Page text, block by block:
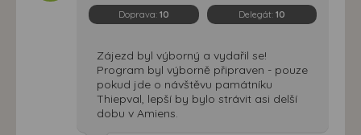
Doprava: 10 Delegát: 10
Zájezd byl výborný a vydařil se!
Program byl výborně připraven - pouze
pokud jde o návštěvu památníku
Thiepval, lepší by bylo strávit asi delší
dobu v Amiens.